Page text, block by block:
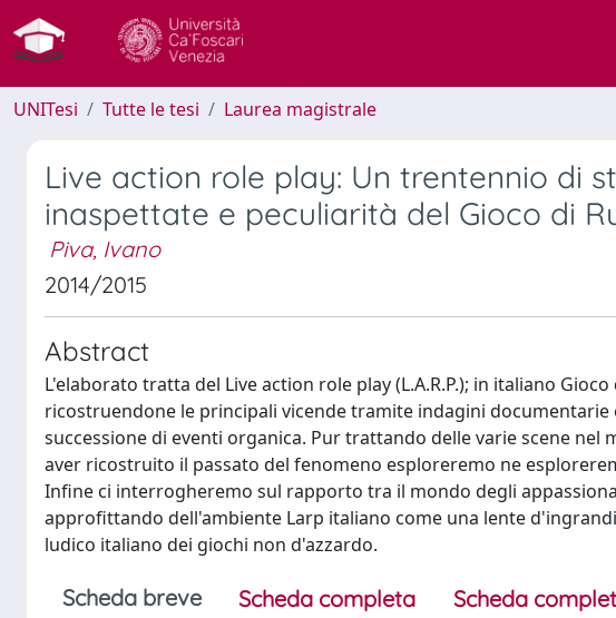
UNITesi Tutte le tesi Laurea magistrale
Live action role play: Un trentennio di
inaspettate e peculiarità del Gioco di
Piva, Ivano
2014/2015
Abstract
L'elaborato tratta del Live action role play (L.A.R.P.); in italiano
ricostruendone le principali vicende tramite indagini
successione di eventi organica. Pur trattando delle varie scene
aver ricostruito il passato del fenomeno esploreremo ne
Infine ci interrogheremo sul rapporto tra il mondo degli
approfittando dell'ambiente Larp italiano come una lente
ludico italiano dei giochi non d'azzardo.
Scheda breve Scheda completa Scheda